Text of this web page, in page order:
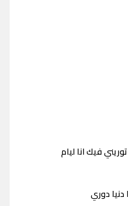
فيك انا ليام
دنيا دوري